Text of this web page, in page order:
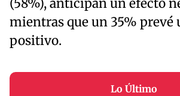
(58%), anticipan un efecto
mientras que un 35% prevé
positivo.
Lo Último